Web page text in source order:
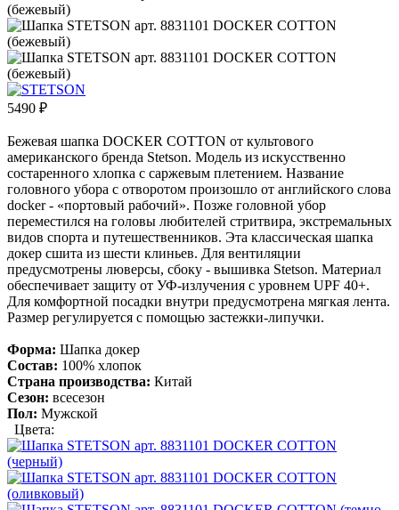
5490 ₽
Бежевая шапка DOCKER COTTON от культового
американского бренда Stetson. Модель из искусственно
состаренного хлопка с саржевым плетением. Название
головного убора с отворотом произошло от английского слова
docker - «портовый рабочий». Позже головной убор
переместился на головы любителей стритвира, экстремальных
видов спорта и путешественников. Эта классическая шапка
докер сшита из шести клиньев. Для вентиляции
предусмотрены люверсы, сбоку - вышивка Stetson. Материал
обеспечивает защиту от УФ-излучения с уровнем UPF 40+.
Для комфортной посадки внутри предусмотрена мягкая лента.
Размер регулируется с помощью застежки-липучки.
Форма: Шапка докер
Состав: 100% хлопок
Страна производства: Китай
Сезон: всесезон
Пол: Мужской
Цвета: